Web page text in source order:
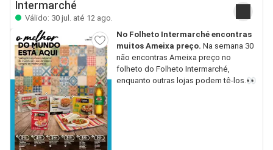
Intermarché
Válido: 30 jul. até 12 ago.
No Folheto Intermarché encontras
muitos Ameixa preço. Na semana 30
não encontras Ameixa preço no
folheto do Folheto Intermarché,
enquanto outras lojas podem tê-los.👀